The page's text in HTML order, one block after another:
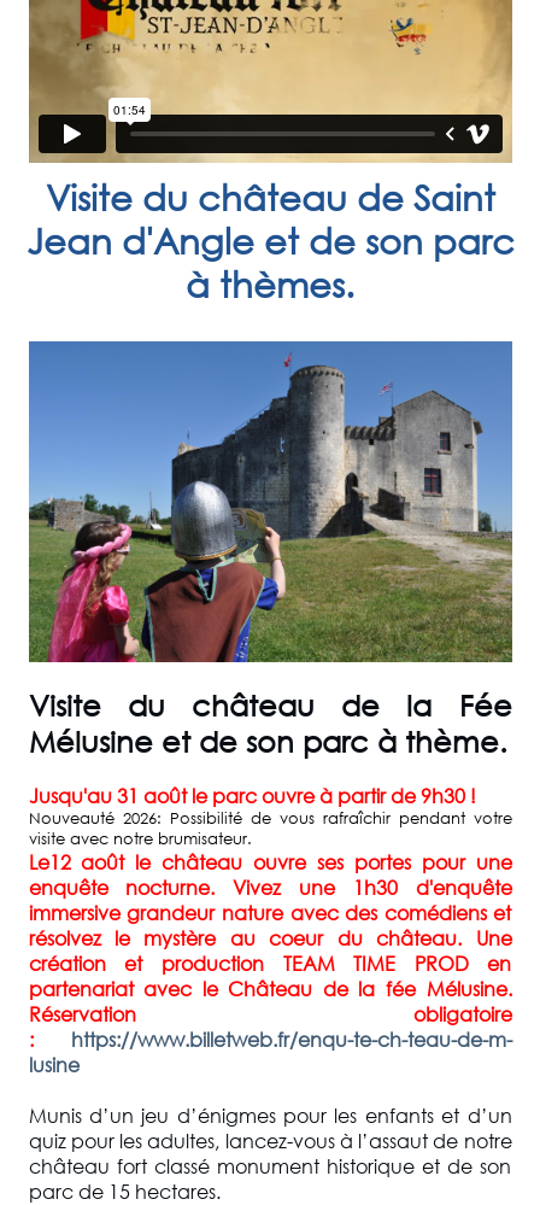
Visite du château de Saint
Jean d'Angle et de son parc
à thèmes.
Visite du château de la Fée
Mélusine et de son parc à thème.
Jusqu'au 31 août le parc ouvre à partir de 9h30 !
Nouveauté 2026: Possibilité de vous rafraîchir pendant votre
visite avec notre brumisateur.
Le12 août le château ouvre ses portes pour une
enquête nocturne. Vivez une 1h30 d'enquête
immersive grandeur nature avec des comédiens et
résolvez le mystère au coeur du château. Une
création et production TEAM TIME PROD en
partenariat avec le Château de la fée Mélusine.
Réservation obligatoire
: https://www.billetweb.fr/enqu-te-ch-teau-de-m-
lusine
Munis d’un jeu d’énigmes pour les enfants et d’un
quiz pour les adultes, lancez-vous à l’assaut de notre
château fort classé monument historique et de son
parc de 15 hectares.